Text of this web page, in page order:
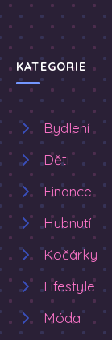
KATEGORIE
Bydlení
Děti
Finance
Hubnutí
Kočárky
Lifestyle
Móda